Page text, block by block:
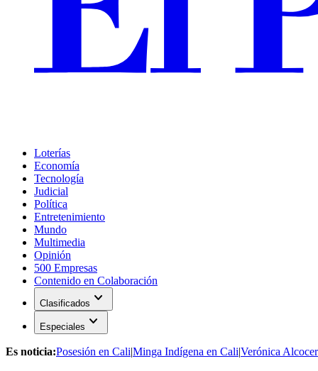
Loterías
Economía
Tecnología
Judicial
Política
Entretenimiento
Mundo
Multimedia
Opinión
500 Empresas
Contenido en Colaboración
Clasificados expand_more
Especiales expand_more
Es noticia:Posesión en Cali|Minga Indígena en Cali|Verónica Alcocer